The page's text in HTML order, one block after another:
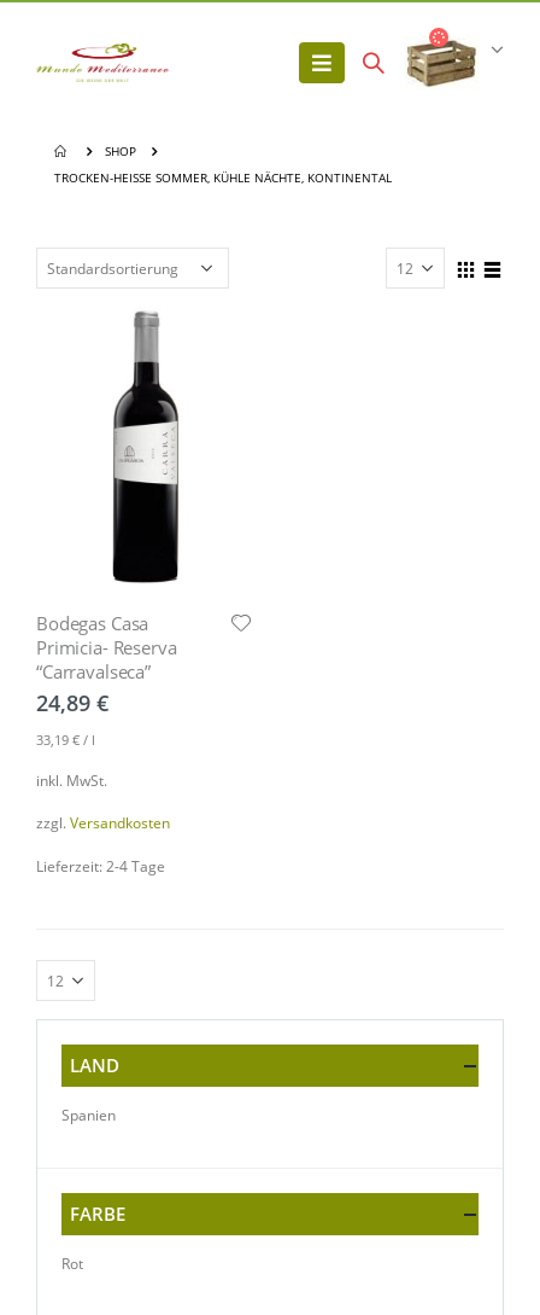
SHOP
TROCKEN-HEISSE SOMMER, KÜHLE NÄCHTE, KONTINENTAL
Bodegas Casa
Primicia- Reserva
“Carravalseca”
24,89 €
33,19 € / l
inkl. MwSt.
zzgl. Versandkosten
Lieferzeit: 2-4 Tage
LAND
Spanien
FARBE
Rot